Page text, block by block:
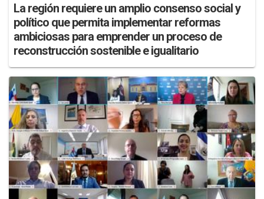
La región requiere un amplio consenso social y
político que permita implementar reformas
ambiciosas para emprender un proceso de
reconstrucción sostenible e igualitario